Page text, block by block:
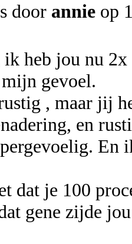
door annie op
heb jou nu
gevoel.
, maar jij
en
En
dat je 100
gene zijde